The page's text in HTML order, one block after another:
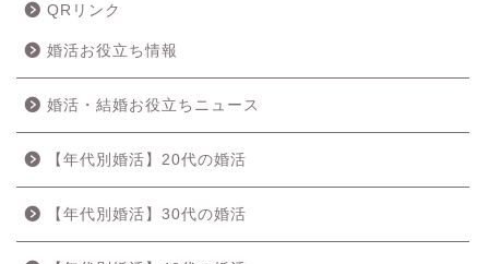
QRリンク
婚活お役立ち情報
婚活・結婚お役立ちニュース
【年代別婚活】20代の婚活
【年代別婚活】30代の婚活